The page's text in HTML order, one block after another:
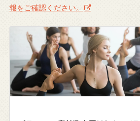
報をご確認ください。